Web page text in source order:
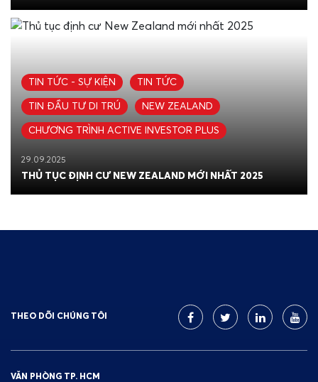
TIN TỨC - SỰ KIỆN TIN TỨC
TIN ĐẦU TƯ DI TRÚ NEW ZEALAND
CHƯƠNG TRÌNH ACTIVE INVESTOR PLUS
29.09.2025
THỦ TỤC ĐỊNH CƯ NEW ZEALAND MỚI NHẤT 2025
THEO DÕI CHÚNG TÔI
VĂN PHÒNG TP. HCM